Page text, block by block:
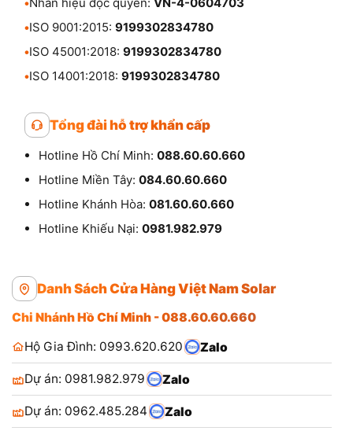
•Nhãn hiệu độc quyền: VN-4-0604703
•ISO 9001:2015: 9199302834780
•ISO 45001:2018: 9199302834780
•ISO 14001:2018: 9199302834780
Tổng đài hỗ trợ khẩn cấp
Hotline Hồ Chí Minh: 088.60.60.660
Hotline Miền Tây: 084.60.60.660
Hotline Khánh Hòa: 081.60.60.660
Hotline Khiếu Nại: 0981.982.979
Danh Sách Cửa Hàng Việt Nam Solar
Chi Nhánh Hồ Chí Minh - 088.60.60.660
Hộ Gia Đình: 0993.620.620
Zalo
Dự án: 0981.982.979 Zalo
Dự án: 0962.485.284 Zalo